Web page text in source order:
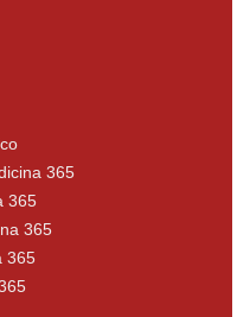
365
365
365
365